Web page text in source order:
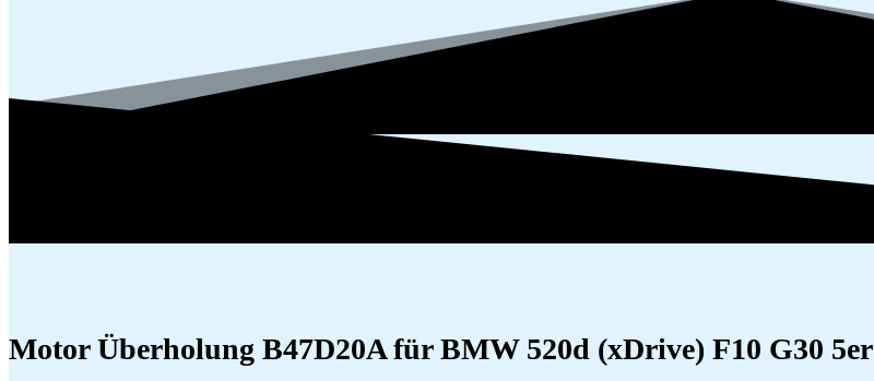
Motor Überholung B47D20A für BMW 520d (xDrive) F10 G30 5er